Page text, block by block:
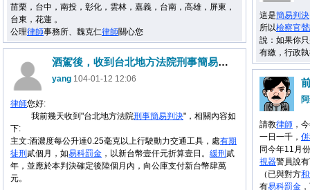
苗栗，台中，南投，彰化，雲林，嘉義，台南，高雄，屏東，
台東，花蓮 。
公理律師事務所、魏克仁律師關心您
這是簡易判決
所以檢察官
說：如果你
有繳，行政
酒駕後，收到台北地方法院刑事簡易判決 後，相關問題與程序
yang 104-01-12 12:06
律師您好:
我前幾天收到"台北地方法院刑事簡易判決"，相關內容如
下:
主文:酒濃度每公升達0.25毫克以上行駛動力交通工具， 處有期
徒刑 貳個月，如易科罰金 ，以新台幣壹仟元折算壹日。 緩刑 貳
年，並應於本判決確定後陸個月內，向公庫支付新台幣肆萬
元。
請教律師 ，
一日一千，
同今年11月
視器警員說
（已與對方
有易科罰金